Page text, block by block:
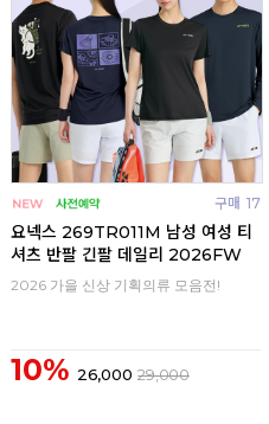
구매 17
요넥스 269TR011M 남성 여성 티
셔츠 반팔 긴팔 데일리 2026FW
2026 가을 신상 기획의류 모음전!
10% 26,000 29,000